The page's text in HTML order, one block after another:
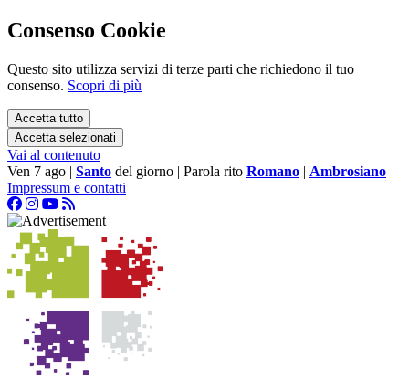
Consenso Cookie
Questo sito utilizza servizi di terze parti che richiedono il tuo
consenso. Scopri di più
Accetta tutto
Accetta selezionati
Vai al contenuto
Ven 7 ago | Santo del giorno | Parola rito Romano | Ambrosiano
Impressum e contatti |